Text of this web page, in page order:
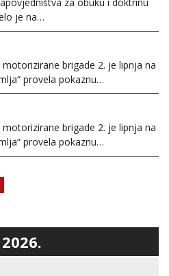
je na…
brigade 2. je lipnja na
provela pokaznu…
brigade 2. je lipnja na
provela pokaznu…